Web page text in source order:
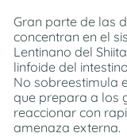
Gran parte de las
concentran en el
Lentinano del
linfoide del
No sobreestimula
que prepara a los
reaccionar con
amenaza externa.